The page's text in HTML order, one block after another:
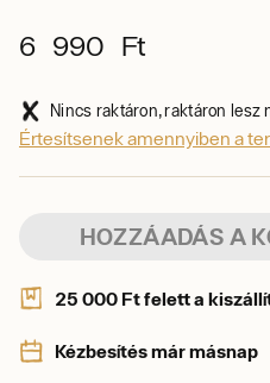
6 990 Ft
Nincs raktáron, raktáron lesz
Értesítsenek amennyiben a
HOZZÁADÁS A
25 000 Ft felett a
Kézbesítés már másnap